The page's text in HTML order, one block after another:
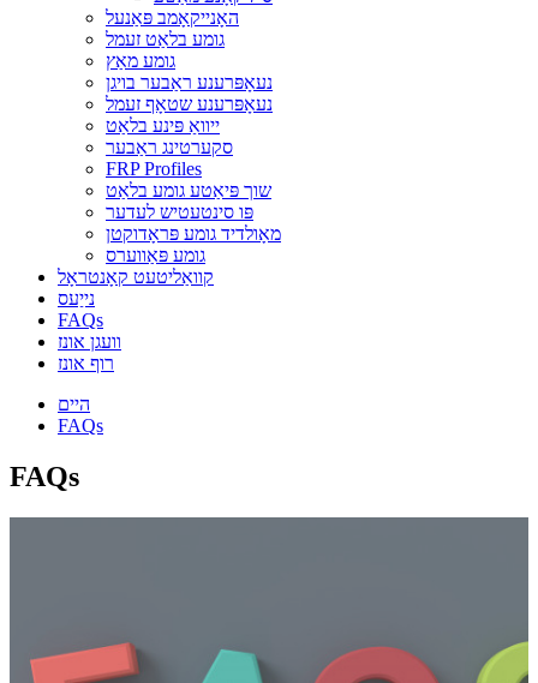
האָנייקאָמב פּאַנעל
גומע בלאַט זעמל
גומע מאַץ
נעאָפּרענע ראַבער בויגן
נעאָפּרענע שטאָף זעמל
ייוואַ פּינע בלאַט
סקערטינג ראַבער
FRP Profiles
שוך פּיאַטע גומע בלאַט
פּו סינטעטיש לעדער
מאָולדיד גומע פּראָדוקטן
גומע פּאַווערס
קוואַליטעט קאָנטראָל
נייַעס
FAQs
וועגן אונז
רוף אונז
היים
FAQs
FAQs